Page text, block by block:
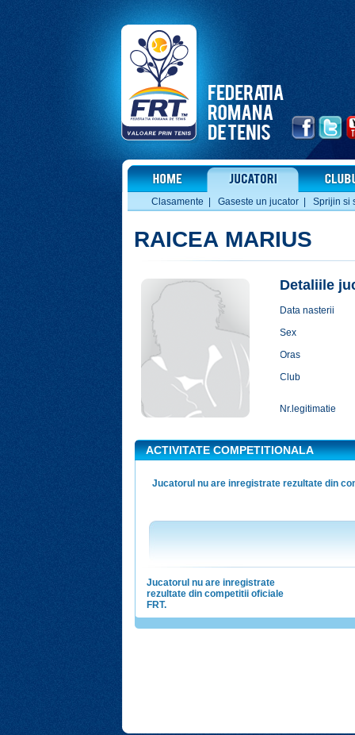
Clasamente Gaseste un jucator Sprijin si
RAICEA MARIUS
Detaliile
Data nasterii
Sex
Oras
Club
Nr.legitimatie
ACTIVITATE COMPETITIONALA
Jucatorul nu are inregistrate rezultate din
Jucatorul nu are inregistrate
rezultate din competitii oficiale
FRT.